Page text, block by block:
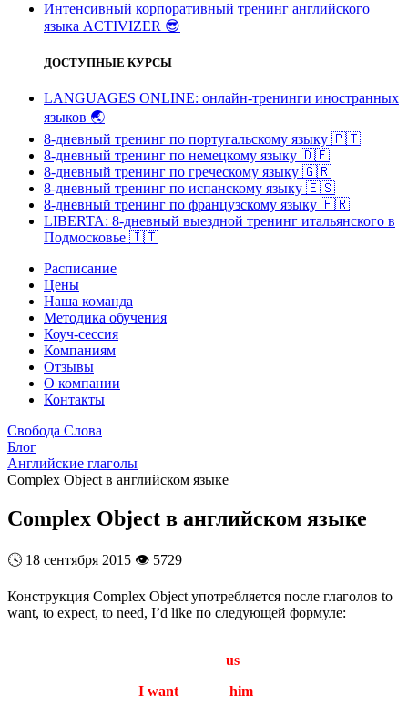
Интенсивный корпоративный тренинг английского
языка ACTIVIZER 😎
ДОСТУПНЫЕ КУРСЫ
LANGUAGES ONLINE: онлайн-тренинги иностранных
языков 🌏
8-дневный тренинг по португальскому языку 🇵🇹
8-дневный тренинг по немецкому языку 🇩🇪
8-дневный тренинг по греческому языку 🇬🇷
8-дневный тренинг по испанскому языку 🇪🇸
8-дневный тренинг по французскому языку 🇫🇷
LIBERTA: 8-дневный выездной тренинг итальянского в
Подмосковье 🇮🇹
Расписание
Цены
Наша команда
Методика обучения
Коуч-сессия
Компаниям
Отзывы
О компании
Контакты
Свобода Слова
Блог
Английские глаголы
Complex Object в английском языке
Complex Object в английском языке
🕓 18 сентября 2015 👁️ 5729
Конструкция Complex Object употребляется после глаголов to
want, to expect, to need, I’d like по следующей формуле:
us
I want him